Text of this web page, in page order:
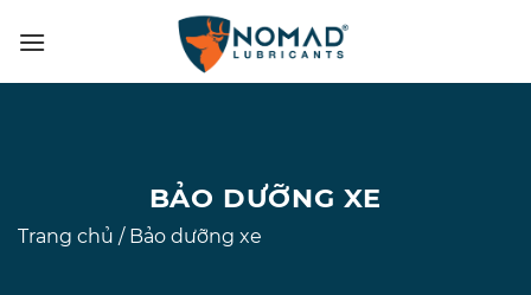
BẢO DƯỠNG XE
Trang chủ / Bảo dưỡng xe